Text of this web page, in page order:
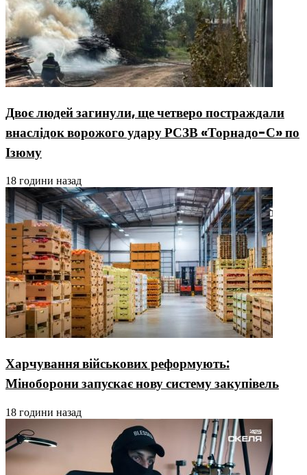
Двоє людей загинули, ще четверо постраждали
внаслідок ворожого удару РСЗВ «Торнадо-С» по
Ізюму
18 години назад
Харчування військових реформують:
Міноборони запускає нову систему закупівель
18 години назад